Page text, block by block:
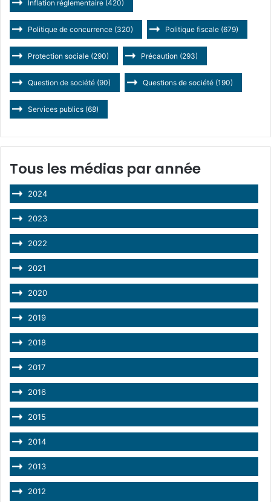
Inflation réglementaire (420)
Politique de concurrence (320) Politique fiscale (679)
Protection sociale (290) Précaution (293)
Question de société (90) Questions de société (190)
Services publics (68)
Tous les médias par année
2024
2023
2022
2021
2020
2019
2018
2017
2016
2015
2014
2013
2012